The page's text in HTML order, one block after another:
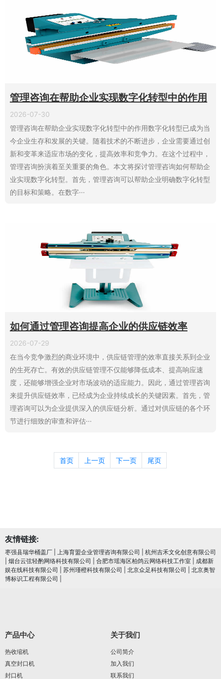
管理咨询在帮助企业实现数字化转型中的作用
2026-07-30
管理咨询在帮助企业实现数字化转型中的作用数字化转型已成为当
今企业生存和发展的关键。随着技术的不断进步，企业需要通过创
新和变革来适应市场的变化，提高效率和竞争力。在这个过程中，
管理咨询扮演着至关重要的角色。本文将探讨管理咨询如何帮助企
业实现数字化转型。首先，管理咨询可以帮助企业明确数字化转型
的目标和策略。在数字···
如何通过管理咨询提高企业的供应链效率
2026-07-29
在当今竞争激烈的商业环境中，供应链管理的效率直接关系到企业
的生死存亡。有效的供应链管理不仅能够降低成本、提高响应速
度，还能够增强企业对市场波动的适应能力。因此，通过管理咨询
来提升供应链效率，已经成为企业持续成长的关键因素。首先，管
理咨询可以为企业提供深入的供应链分析。通过对供应链的各个环
节进行细致的审查和评估···
首页 上一页 下一页 尾页
友情链接:
枣强县瑞华桶盖厂 上海育盟企业管理咨询有限公司
杭州吉禾文化创意有限公司
烟台云弦轻酌网络科技有限公司 合肥市瑶海区柏鸽云网络科技工作室
成都新
娱在线科技有限公司
苏州瑾橙科技有限公司 北京众足科技有限公司
北京奥智
博标识工程有限公司
产品中心
热收缩机
真空封口机
封口机
关于我们
公司简介
加入我们
联系我们